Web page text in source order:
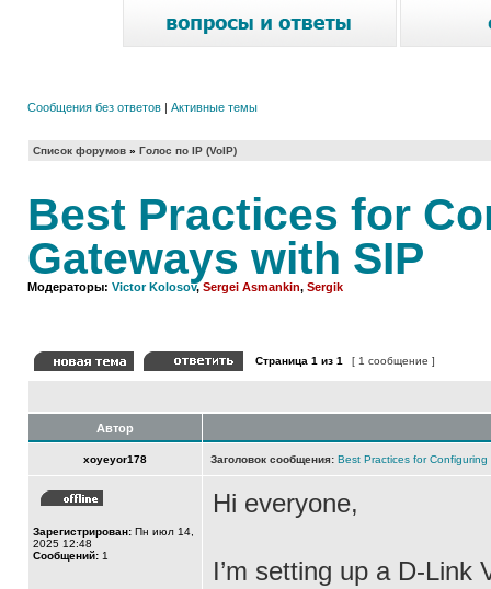
Сообщения без ответов | Активные темы
Список форумов » Голос по IP (VoIP)
Best Practices for
Gateways with SIP
Модераторы: Victor Kolosov,Sergei Asmankin, Sergik
Страница 1 из 1 [ 1 сообщение ]
Автор
xoyeyor178 Заголовок сообщения: Best Practices for
Зарегистрирован: Пн июл 14,
2025 12:48
Сообщений: 1
Hi everyone,
I’m setting up a D-